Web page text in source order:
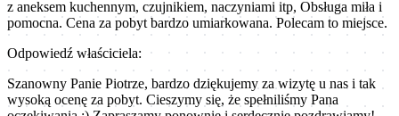
z aneksem kuchennym, czujnikiem, naczyniami itp, Obsługa miła i
pomocna. Cena za pobyt bardzo umiarkowana. Polecam to miejsce.
Odpowiedź właściciela:
Szanowny Panie Piotrze, bardzo dziękujemy za wizytę u nas i tak
wysoką ocenę za pobyt. Cieszymy się, że spełniliśmy Pana